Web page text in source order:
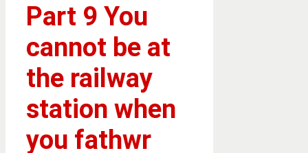
Part 9 You
cannot be at
the railway
station when
you fathwr